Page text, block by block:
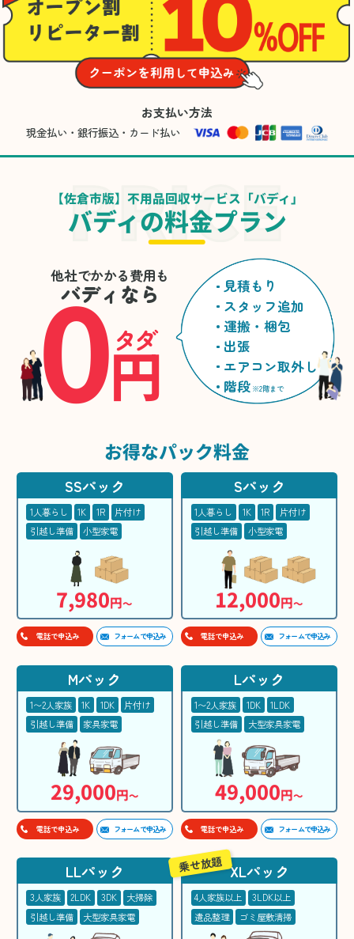
心のこもったサービスを
ありがとうございまし
た。
お支払い方法
現金払い・銀行振込・カード払い
【佐倉市版】不用品回収サービス「バディ」
バディの料金プラン
他社でかかる費用も
バディなら
0円
タダ
見積もり
スタッフ追加
運搬・梱包
出張
エアコン取外し
階段 ※2階まで
お得なパック料金
SSパック
1人暮らし 1K 1R
片付け
引越し準備
小型家電
7,980円〜
電話で申込み フォームで申込み
Sパック
1人暮らし 1K 1R
片付け
引越し準備
小型家電
12,000円〜
電話で申込み フォームで申込み
Mパック
1〜2人家族 1K 1DK
片付け
引越し準備
家具家電
29,000円〜
電話で申込み フォームで申込み
Lパック
1〜2人家族 1DK
1LDK
引越し準備
大型家具家電
49,000円〜
電話で申込み フォームで申込み
LLパック
3人家族 2LDK 3DK
大掃除
引越し準備
大型家具家電
XLパック
4人家族以上
3LDK以上
遺品整理
ゴミ屋敷清掃
乗せ放題